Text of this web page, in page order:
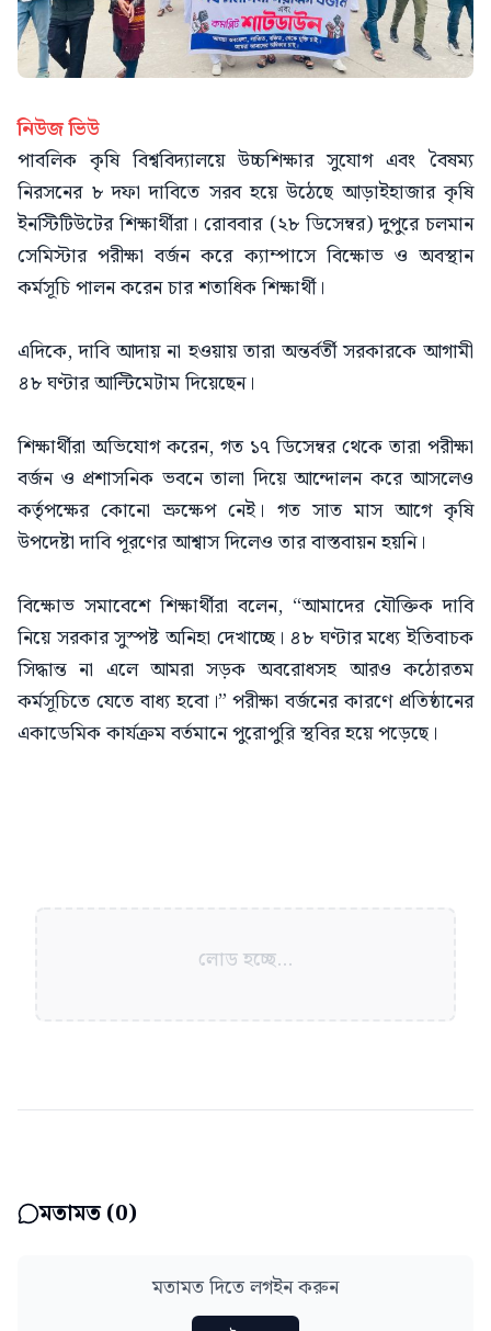
নিউজ ভিউ
পাবলিক কৃষি বিশ্ববিদ্যালয়ে উচ্চশিক্ষার সুযোগ এবং বৈষম্য
নিরসনের ৮ দফা দাবিতে সরব হয়ে উঠেছে আড়াইহাজার কৃষি
ইনস্টিটিউটের শিক্ষার্থীরা। রোববার (২৮ ডিসেম্বর) দুপুরে চলমান
সেমিস্টার পরীক্ষা বর্জন করে ক্যাম্পাসে বিক্ষোভ ও অবস্থান
কর্মসূচি পালন করেন চার শতাধিক শিক্ষার্থী।
এদিকে, দাবি আদায় না হওয়ায় তারা অন্তর্বর্তী সরকারকে আগামী
৪৮ ঘণ্টার আল্টিমেটাম দিয়েছেন।
শিক্ষার্থীরা অভিযোগ করেন, গত ১৭ ডিসেম্বর থেকে তারা পরীক্ষা
বর্জন ও প্রশাসনিক ভবনে তালা দিয়ে আন্দোলন করে আসলেও
কর্তৃপক্ষের কোনো ভ্রুক্ষেপ নেই। গত সাত মাস আগে কৃষি
উপদেষ্টা দাবি পূরণের আশ্বাস দিলেও তার বাস্তবায়ন হয়নি।
বিক্ষোভ সমাবেশে শিক্ষার্থীরা বলেন, “আমাদের যৌক্তিক দাবি
নিয়ে সরকার সুস্পষ্ট অনিহা দেখাচ্ছে। ৪৮ ঘণ্টার মধ্যে ইতিবাচক
সিদ্ধান্ত না এলে আমরা সড়ক অবরোধসহ আরও কঠোরতম
কর্মসূচিতে যেতে বাধ্য হবো।” পরীক্ষা বর্জনের কারণে প্রতিষ্ঠানের
একাডেমিক কার্যক্রম বর্তমানে পুরোপুরি স্থবির হয়ে পড়েছে।
লোড হচ্ছে...
মতামত (0)
মতামত দিতে লগইন করুন